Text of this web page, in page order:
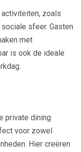
zoals
sfeer. Gasten
met
is ook de ideale
private dining
voor zowel
Hier creëren